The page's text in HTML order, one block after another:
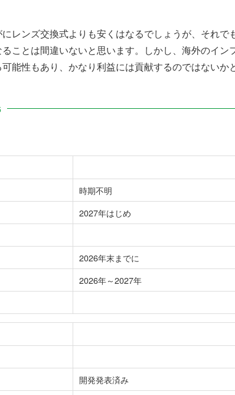
レンズ交換式よりも安くはなるでしょうが、それで
ことは間違いないと思います。しかし、海外のイン
能性もあり、かなり利益には貢献するのではないか
時期不明
2027年はじめ
2026年末までに
2026年～2027年
開発発表済み